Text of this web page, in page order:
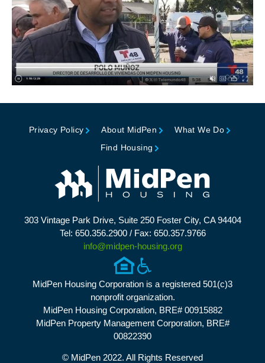
Privacy Policy About MidPen
What We Do
Find Housing
303 Vintage Park Drive, Suite 250 Foster City, CA 94404
Tel: 650.356.2900 / Fax: 650.357.9766
info@midpen-housing.org
MidPen Housing Corporation is a registered 501(c)3
nonprofit organization.
MidPen Housing Corporation, BRE# 00915882
MidPen Property Management Corporation, BRE#
00822390
© MidPen 2022. All Rights Reserved